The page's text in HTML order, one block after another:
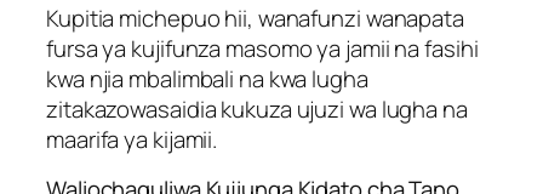
Kupitia michepuo hii, wanafunzi wanapata
fursa ya kujifunza masomo ya jamii na fasihi
kwa njia mbalimbali na kwa lugha
zitakazowasaidia kukuza ujuzi wa lugha na
maarifa ya kijamii.